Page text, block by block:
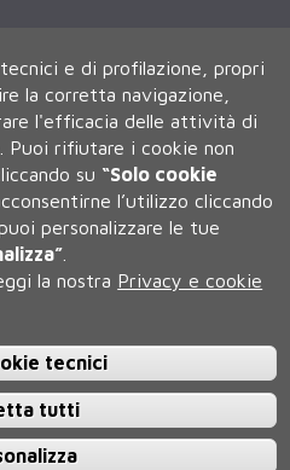
Siena ITALIA
| Caselle Pec:Posta
dalle 9.30 alle 10.30)
e di profilazione, propri
la corretta navigazione,
l'efficacia delle attività di
Puoi rifiutare i cookie non
su “Solo cookie
l’utilizzo cliccando
personalizzare le tue
la nostra Privacy e cookie
tecnici
tutti